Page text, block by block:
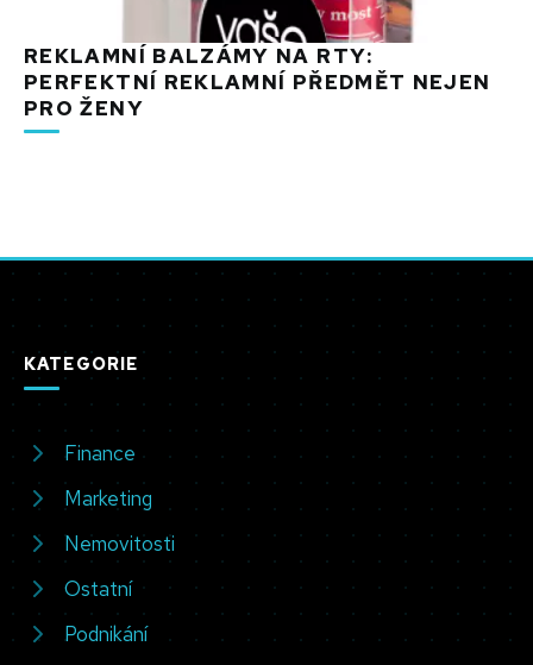
REKLAMNÍ BALZÁMY NA RTY:
PERFEKTNÍ REKLAMNÍ PŘEDMĚT NEJEN
PRO ŽENY
KATEGORIE
Finance
Marketing
Nemovitosti
Ostatní
Podnikání